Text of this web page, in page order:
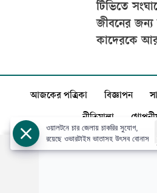
টিভিতে
জীবনের
কাদেরকে
আজকের পত্রিকা বিজ্ঞাপন
নীতিমালা
ওয়ালটনে চার জেলায় চাকরির সুযোগ,
রয়েছে ওভারটাইম ভাতাসহ উৎসব বোনাস